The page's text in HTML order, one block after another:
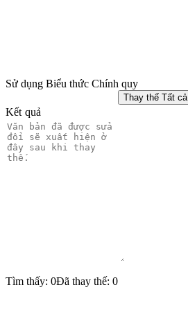
Sử dụng Biểu thức Chính quy
Thay thế Tất cả
Kết quả
Tìm thấy: 0Đã thay thế: 0